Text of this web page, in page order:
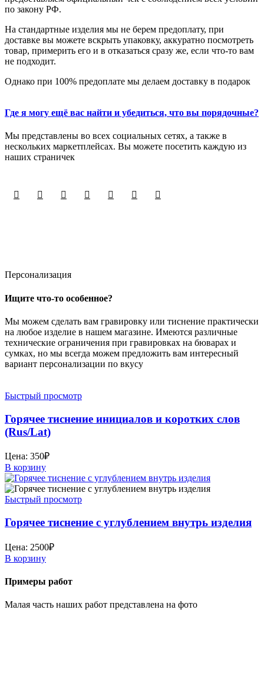
по закону РФ.
На стандартные изделия мы не берем предоплату, при
доставке вы можете вскрыть упаковку, аккуратно посмотреть
товар, примерить его и в отказаться сразу же, если что-то вам
не подходит.
Однако при 100% предоплате мы делаем доставку в подарок
Где я могу ещё вас найти и убедиться, что вы порядочные?
Мы представлены во всех социальных сетях, а также в
нескольких маркетплейсах. Вы можете посетить каждую из
наших страничек
Персонализация
Ищите что-то особенное?
Мы можем сделать вам гравировку или тиснение практически
на любое изделие в нашем магазине. Имеются различные
технические ограничения при гравировках на бюварах и
сумках, но мы всегда можем предложить вам интересный
вариант персонализации по вкусу
Быстрый просмотр
Горячее тиснение инициалов и коротких слов
(Rus/Lat)
Цена: 350₽
В корзину
Быстрый просмотр
Горячее тиснение с углублением внутрь изделия
Цена: 2500₽
В корзину
Примеры работ
Малая часть наших работ представлена на фото